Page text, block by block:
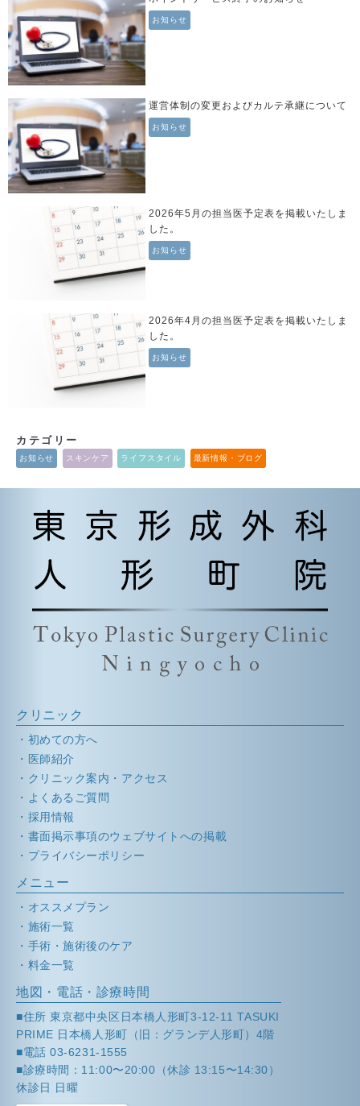
お知らせ
運営体制の変更およびカルテ承継について
お知らせ
2026年5月の担当医予定表を掲載いたしま
した。
お知らせ
2026年4月の担当医予定表を掲載いたしま
した。
お知らせ
カテゴリー
お知らせ スキンケア ライフスタイル 最新情報・ブログ
クリニック
初めての方へ
医師紹介
クリニック案内・アクセス
よくあるご質問
採用情報
書面掲示事項のウェブサイトへの掲載
プライバシーポリシー
メニュー
オススメプラン
施術一覧
手術・施術後のケア
料金一覧
地図・電話・診療時間
■住所 東京都中央区日本橋人形町3-12-11 TASUKI
PRIME 日本橋人形町（旧：グランデ人形町）4階
■電話 03-6231-1555
■診療時間：11:00〜20:00（休診 13:15〜14:30）
休診日 日曜